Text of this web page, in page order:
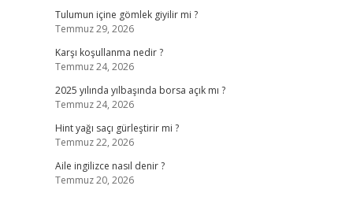
Tulumun içine gömlek giyilir mi ?
Temmuz 29, 2026
Karşı koşullanma nedir ?
Temmuz 24, 2026
2025 yılında yılbaşında borsa açık mı ?
Temmuz 24, 2026
Hint yağı saçı gürleştirir mi ?
Temmuz 22, 2026
Aile ingilizce nasıl denir ?
Temmuz 20, 2026